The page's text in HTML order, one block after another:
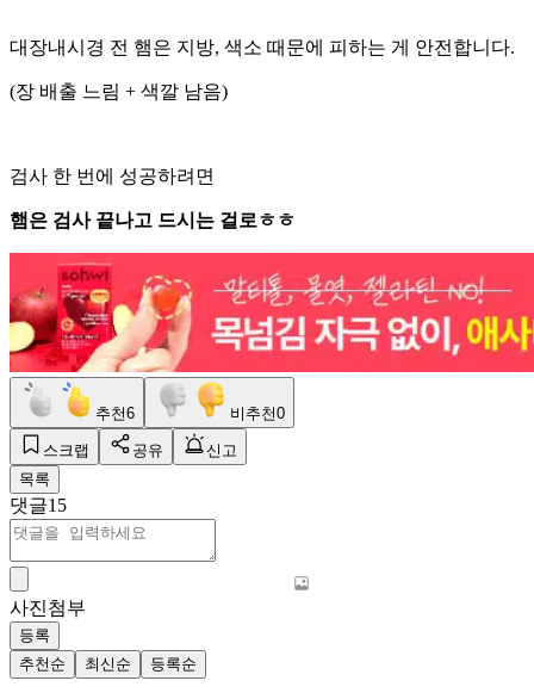
대장내시경 전 햄은 지방, 색소 때문에 피하는 게 안전합니다.
(장 배출 느림 + 색깔 남음)
검사 한 번에 성공하려면
햄은 검사 끝나고 드시는 걸로ㅎㅎ
추천6 비추천0
스크랩 공유
신고
목록
댓글15
사진첨부
등록
추천순
최신순 등록순